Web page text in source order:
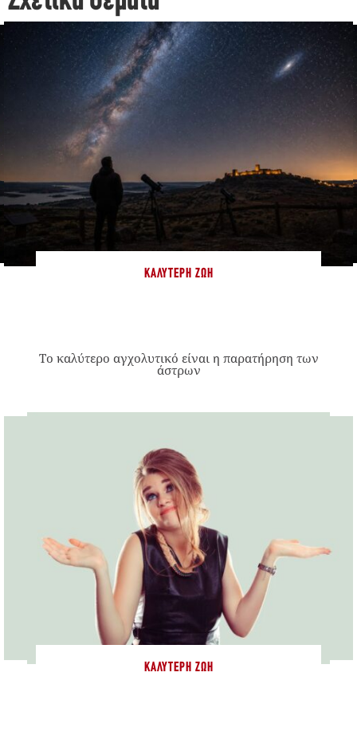
ΚΑΛΎΤΕΡΗ ΖΩΉ
Το καλύτερο αγχολυτικό είναι η παρατήρηση των
άστρων
ΚΑΛΎΤΕΡΗ ΖΩΉ